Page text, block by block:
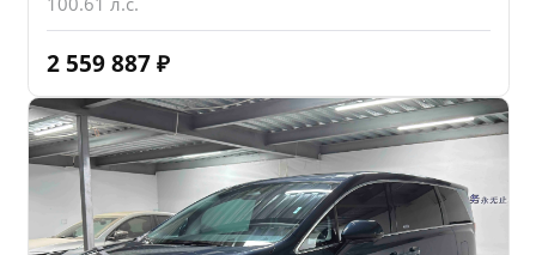
2 559 887 ₽